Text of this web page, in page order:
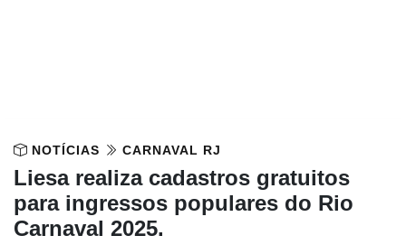
NOTÍCIAS CARNAVAL RJ
Liesa realiza cadastros gratuitos
para ingressos populares do Rio
Carnaval 2025.